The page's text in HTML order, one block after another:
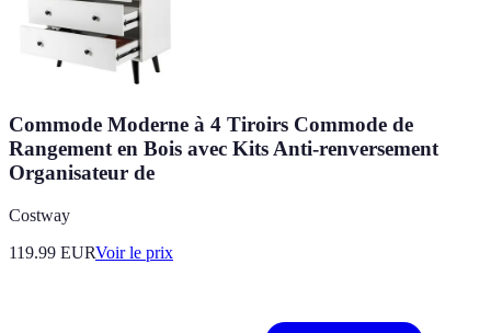
Commode Moderne à 4 Tiroirs Commode de
Rangement en Bois avec Kits Anti-renversement
Organisateur de
Costway
119.99 EURVoir le prix